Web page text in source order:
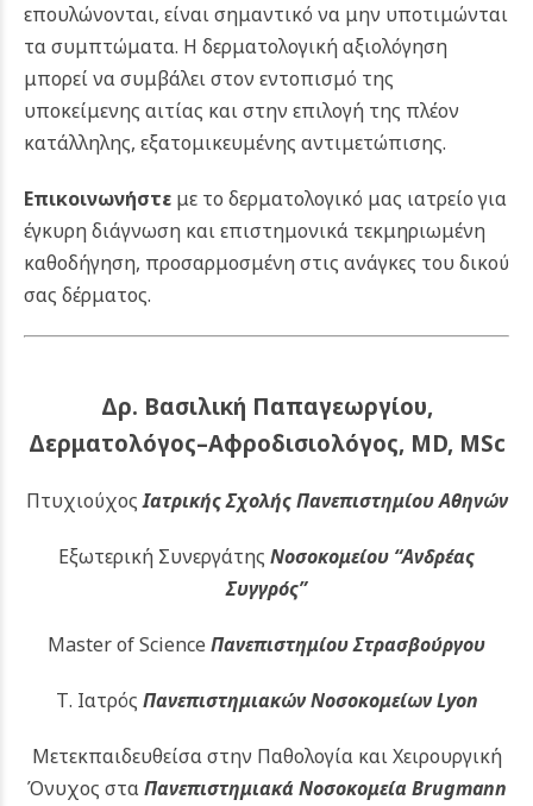
επουλώνονται, είναι σημαντικό να μην υποτιμώνται
τα συμπτώματα. Η δερματολογική αξιολόγηση
μπορεί να συμβάλει στον εντοπισμό της
υποκείμενης αιτίας και στην επιλογή της πλέον
κατάλληλης, εξατομικευμένης αντιμετώπισης.
Επικοινωνήστε με το δερματολογικό μας ιατρείο για
έγκυρη διάγνωση και επιστημονικά τεκμηριωμένη
καθοδήγηση, προσαρμοσμένη στις ανάγκες του δικού
σας δέρματος.
Δρ. Βασιλική Παπαγεωργίου,
Δερματολόγος–Αφροδισιολόγος, MD, MSc
ΠτυχιούχοςΙατρικής Σχολής Πανεπιστημίου Αθηνών
Εξωτερική Συνεργάτης Νοσοκομείου “Ανδρέας
Συγγρός”
Master of Science Πανεπιστημίου Στρασβούργου
Τ. Ιατρός Πανεπιστημιακών Νοσοκομείων Lyon
Μετεκπαιδευθείσα στην Παθολογία και Χειρουργική
Όνυχος σταΠανεπιστημιακά Νοσοκομεία Brugmann